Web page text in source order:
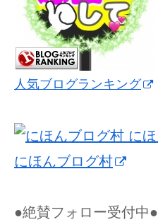
人気ブログランキング
にほんブログ村
●絶賛フォロー受付中●